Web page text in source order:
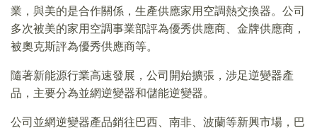
業，與美的是合作關係，生產供應家用空調熱交換器。公司
多次被美的家用空調事業部評為優秀供應商、金牌供應商，
被奧克斯評為優秀供應商等。
隨著新能源行業高速發展，公司開始擴張，涉足逆變器產
品，主要分為並網逆變器和儲能逆變器。
公司並網逆變器產品銷往巴西、南非、波蘭等新興市場，巴